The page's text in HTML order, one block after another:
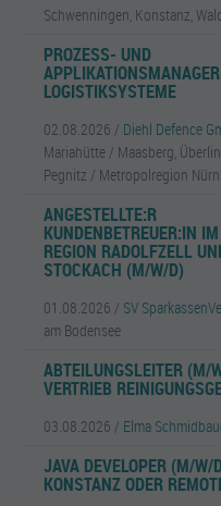
Schwenningen, Konstanz,
PROZESS- UND
LOGISTIKSYSTEME
02.08.2026 / Diehl Defence
Mariahütte / Maasberg,
Pegnitz / Metropolregion
ANGESTELLTE:R
KUNDENBETREUER:IN
REGION RADOLFZELL
STOCKACH (M/W/D)
01.08.2026 / SV
am Bodensee
ABTEILUNGSLEITER (M/
VERTRIEB
03.08.2026 / Elma
JAVA DEVELOPER (M/W/
KONSTANZ ODER